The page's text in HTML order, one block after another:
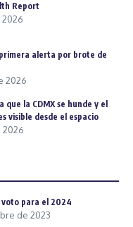
Report
alerta por brote de
2026
que la CDMX se hunde y el
visible desde el espacio
2026
para el 2024
de 2023